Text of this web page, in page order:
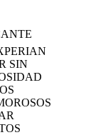
SIN